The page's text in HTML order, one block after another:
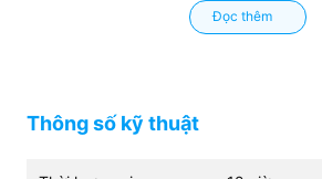
Đọc thêm
Thông số kỹ thuật